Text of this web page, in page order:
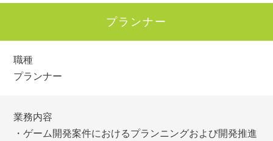
プランナー
職種
プランナー
業務内容
・ゲーム開発案件におけるプランニングおよび開発推進